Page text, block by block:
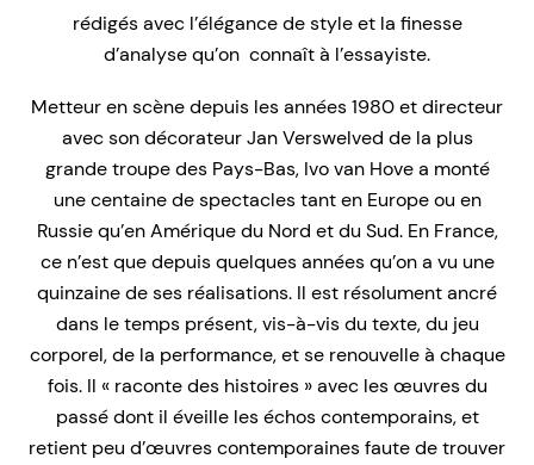
rédigés avec l’élégance de style et la finesse
d’analyse qu’on connaît à l’essayiste.
Metteur en scène depuis les années 1980 et directeur
avec son décorateur Jan Verswelved de la plus
grande troupe des Pays-Bas, Ivo van Hove a monté
une centaine de spectacles tant en Europe ou en
Russie qu’en Amérique du Nord et du Sud. En France,
ce n’est que depuis quelques années qu’on a vu une
quinzaine de ses réalisations. Il est résolument ancré
dans le temps présent, vis-à-vis du texte, du jeu
corporel, de la performance, et se renouvelle à chaque
fois. Il « raconte des histoires » avec les œuvres du
passé dont il éveille les échos contemporains, et
retient peu d’œuvres contemporaines faute de trouver